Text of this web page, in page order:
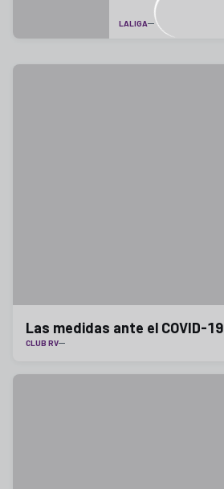
LALIGA
Las medidas ante el COVID-19
CLUB RV